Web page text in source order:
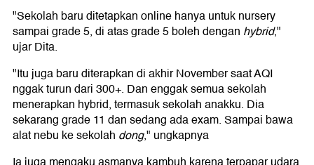
"Sekolah baru ditetapkan online hanya untuk nursery
sampai grade 5, di atas grade 5 boleh dengan hybrid,"
ujar Dita.
"Itu juga baru diterapkan di akhir November saat AQI
nggak turun dari 300+. Dan enggak semua sekolah
menerapkan hybrid, termasuk sekolah anakku. Dia
sekarang grade 11 dan sedang ada exam. Sampai bawa
alat nebu ke sekolah dong," ungkapnya